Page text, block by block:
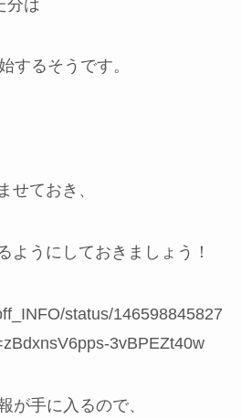
分は
するそうです。
せておき、
ようにしておきましょう！
status/146598845827
3vBPEZt40w
が手に入るので、